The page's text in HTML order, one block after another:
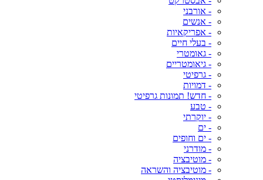
- אורבני
- אנשים
- אפריקאיות
- בעלי חיים
- גאומטרי
- גיאומטריים
- גרפיטי
- דמויות
- חדש! תמונות גרפיטי
- טבע
- יוקרתי
- ים
- ים וחופים
- מודרני
- מוטיבציה
- מוטיבציה והשראה